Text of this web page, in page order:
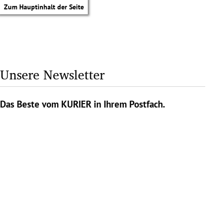
Zum Hauptinhalt der Seite
Unsere Newsletter
Das Beste vom KURIER in Ihrem Postfach.